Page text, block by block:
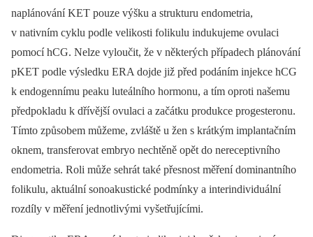
naplánování KET pouze výšku a strukturu endometria,
v nativním cyklu podle velikosti folikulu indukujeme ovulaci
pomocí hCG. Nelze vyloučit, že v některých případech plánování
pKET podle výsledku ERA dojde již před podáním injekce hCG
k endogennímu peaku luteálního hormonu, a tím oproti našemu
předpokladu k dřívější ovulaci a začátku produkce progesteronu.
Tímto způsobem můžeme, zvláště u žen s krátkým implantačním
oknem, transferovat embryo nechtěně opět do nereceptivního
endometria. Roli může sehrát také přesnost měření dominantního
folikulu, aktuální sonoakustické podmínky a interindividuální
rozdíly v měření jednotlivými vyšetřujícími.